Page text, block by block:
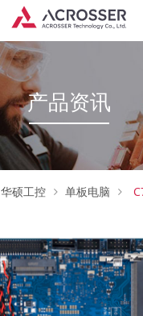
产品资讯
华硕工控 单板电脑